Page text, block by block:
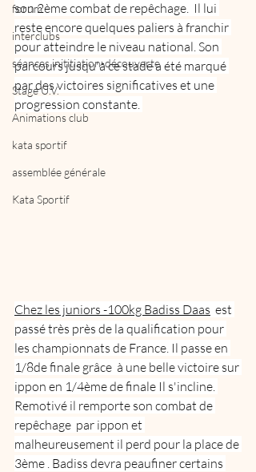
forum
interclubs
séances inititiation-découverte
Stage U.V.
Animations club
kata sportif
assemblée générale
Kata Sportif
son 2ème combat de repêchage.  Il lui
reste encore quelques paliers à franchir
pour atteindre le niveau national. Son
parcours jusqu'à ce stade a été marqué
par des victoires significatives et une
progression constante.
Chez les juniors -100kg Badiss Daas
  est
passé très près de la qualification pour
les championnats de France. Il passe en
1/8de finale grâce  à une belle victoire sur
ippon en 1/4ème de finale Il s'incline.
Remotivé il remporte son combat de
repêchage  par ippon et
malheureusement il perd pour la place de
3ème . Badiss devra peaufiner certains